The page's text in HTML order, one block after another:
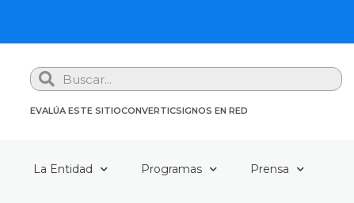
Search
EVALÚA ESTE SITIOCONVERTICSIGNOS EN RED
La Entidad Programas Prensa